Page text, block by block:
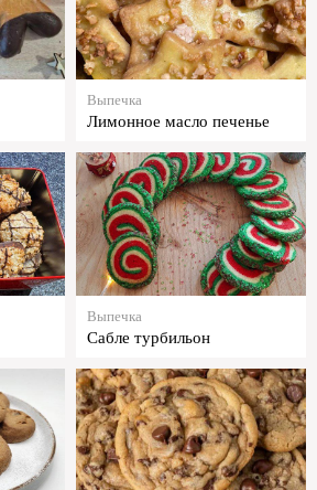
Выпечка
Лимонное масло печенье
Выпечка
Сабле турбильон